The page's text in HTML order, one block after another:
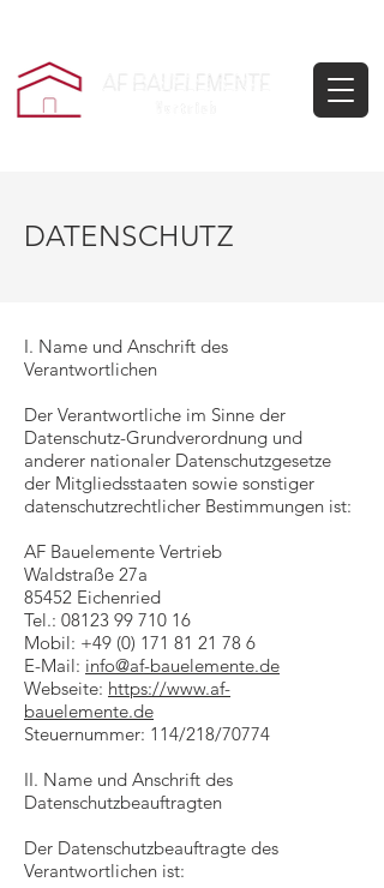
DATENSCHUTZ
I. Name und Anschrift des
Verantwortlichen
Der Verantwortliche im Sinne der
Datenschutz-Grundverordnung und
anderer nationaler Datenschutzgesetze
der Mitgliedsstaaten sowie sonstiger
datenschutzrechtlicher Bestimmungen ist:
AF Bauelemente Vertrieb
Waldstraße 27a
85452 Eichenried
Tel.: 08123 99 710 16
Mobil: +49 (0) 171 81 21 78 6
E-Mail: info@af-bauelemente.de
Webseite: https://www.af-
bauelemente.de
Steuernummer: 114/218/70774
II. Name und Anschrift des
Datenschutzbeauftragten
Der Datenschutzbeauftragte des
Verantwortlichen ist: